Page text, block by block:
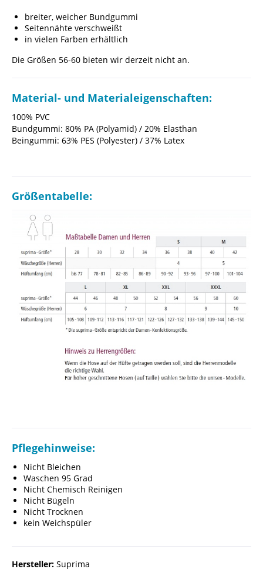
breiter, weicher Bundgummi
Seitennähte verschweißt
in vielen Farben erhältlich
Die Größen 56-60 bieten wir derzeit nicht an.
Material- und Materialeigenschaften:
100% PVC
Bundgummi: 80% PA (Polyamid) / 20% Elasthan
Beingummi: 63% PES (Polyester) / 37% Latex
Größentabelle:
Pflegehinweise:
Nicht Bleichen
Waschen 95 Grad
Nicht Chemisch Reinigen
Nicht Bügeln
Nicht Trocknen
kein Weichspüler
Hersteller: Suprima